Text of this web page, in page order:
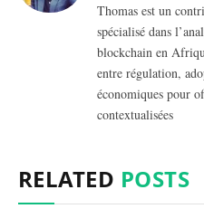
Thomas est un
spécialisé dans
blockchain en
entre régulation,
économiques pour
contextualisées
RELATED POSTS